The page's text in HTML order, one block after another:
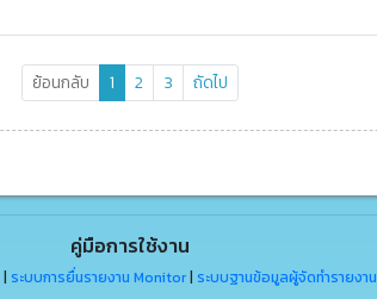
ย้อนกลับ 1 2 3 ถัดไป
คู่มือการใช้งาน
ระบบการยื่นรายงาน Monitor ระบบฐานข้อมูลผู้จัดทำรายงาน